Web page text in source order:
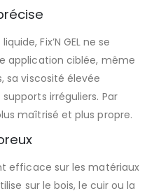
Fix’N GEL ne se
application ciblée, même
sa viscosité élevée
irréguliers. Par
maîtrisé et plus propre.
efficace sur les matériaux
sur le bois, le cuir ou la